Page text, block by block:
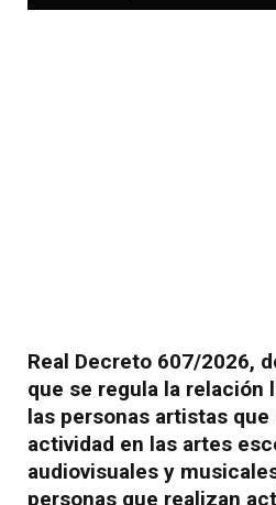
Real Decreto 607/2026,
que se regula la relación
las personas artistas
actividad en las artes
audiovisuales y
personas que realizan